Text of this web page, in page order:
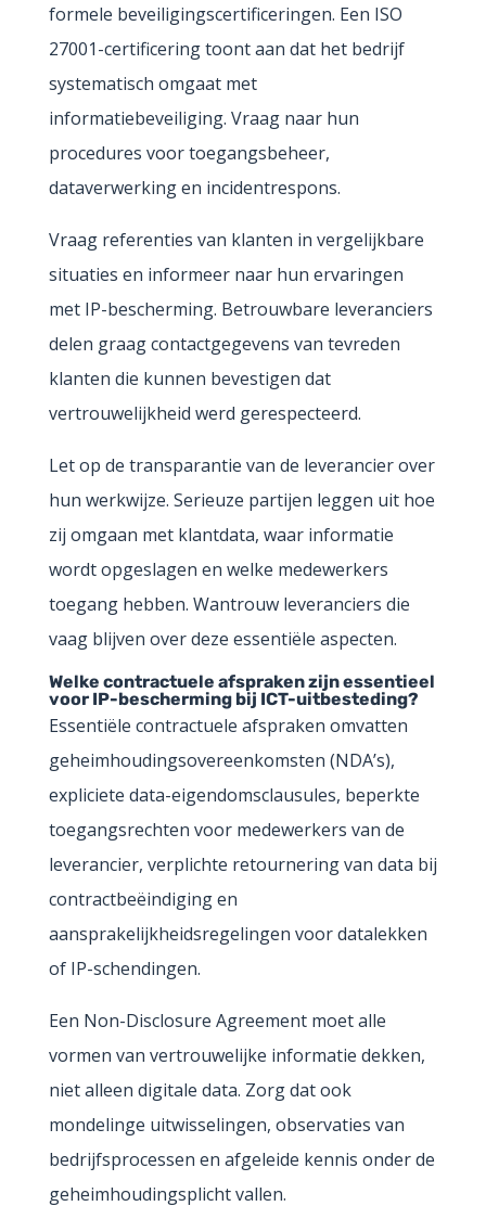
formele beveiligingscertificeringen. Een ISO
27001-certificering toont aan dat het bedrijf
systematisch omgaat met
informatiebeveiliging. Vraag naar hun
procedures voor toegangsbeheer,
dataverwerking en incidentrespons.
Vraag referenties van klanten in vergelijkbare
situaties en informeer naar hun ervaringen
met IP-bescherming. Betrouwbare leveranciers
delen graag contactgegevens van tevreden
klanten die kunnen bevestigen dat
vertrouwelijkheid werd gerespecteerd.
Let op de transparantie van de leverancier over
hun werkwijze. Serieuze partijen leggen uit hoe
zij omgaan met klantdata, waar informatie
wordt opgeslagen en welke medewerkers
toegang hebben. Wantrouw leveranciers die
vaag blijven over deze essentiële aspecten.
Welke contractuele afspraken zijn essentieel
voor IP-bescherming bij ICT-uitbesteding?
Essentiële contractuele afspraken omvatten
geheimhoudingsovereenkomsten (NDA’s),
expliciete data-eigendomsclausules, beperkte
toegangsrechten voor medewerkers van de
leverancier, verplichte retournering van data bij
contractbeëindiging en
aansprakelijkheidsregelingen voor datalekken
of IP-schendingen.
Een Non-Disclosure Agreement moet alle
vormen van vertrouwelijke informatie dekken,
niet alleen digitale data. Zorg dat ook
mondelinge uitwisselingen, observaties van
bedrijfsprocessen en afgeleide kennis onder de
geheimhoudingsplicht vallen.